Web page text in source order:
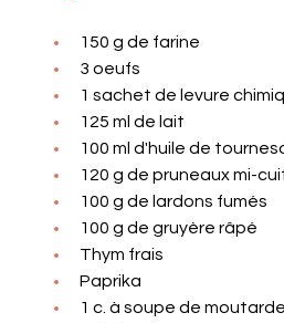
150 g de farine
3 oeufs
1 sachet de levure
125 ml de lait
100 ml d'huile de
120 g de pruneaux mi-
100 g de lardons fumés
100 g de gruyère râpé
Thym frais
Paprika
1 c. à soupe de moutarde